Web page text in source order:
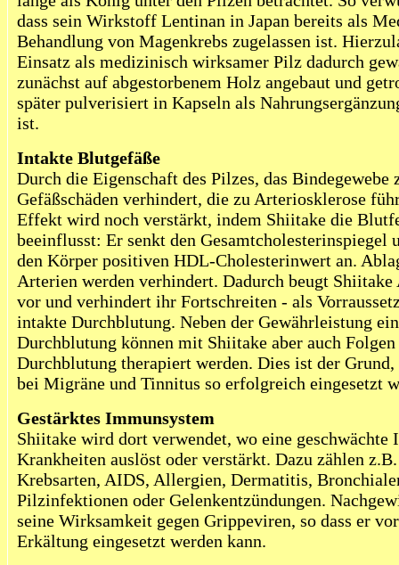
dass sein Wirkstoff Lentinan in Japan bereits als
Behandlung von Magenkrebs zugelassen ist.
Einsatz als medizinisch wirksamer Pilz dadurch
zunächst auf abgestorbenem Holz angebaut und
später pulverisiert in Kapseln als
ist.
Intakte Blutgefäße
Durch die Eigenschaft des Pilzes, das Bindegewebe
Gefäßschäden verhindert, die zu Arteriosklerose
Effekt wird noch verstärkt, indem Shiitake die
beeinflusst: Er senkt den Gesamtcholesterinspiegel
den Körper positiven HDL-Cholesterinwert an.
Arterien werden verhindert. Dadurch beugt Shiitake
vor und verhindert ihr Fortschreiten - als
intakte Durchblutung. Neben der Gewährleistung
Durchblutung können mit Shiitake aber auch
Durchblutung therapiert werden. Dies ist der
bei Migräne und Tinnitus so erfolgreich eingesetzt
Gestärktes Immunsystem
Shiitake wird dort verwendet, wo eine
Krankheiten auslöst oder verstärkt. Dazu zählen
Krebsarten, AIDS, Allergien, Dermatitis,
Pilzinfektionen oder Gelenkentzündungen.
seine Wirksamkeit gegen Grippeviren, so dass er
Erkältung eingesetzt werden kann.